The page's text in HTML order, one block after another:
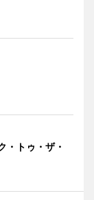
・トゥ・ザ・